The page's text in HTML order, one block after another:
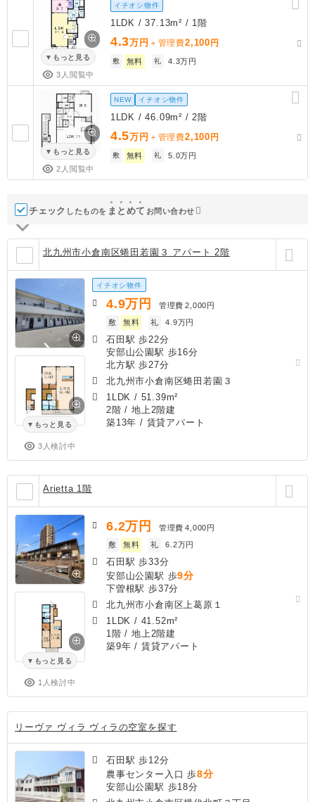
もっと見る
3人閲覧中
イチオシ物件
1LDK / 37.13m² / 1階
4.3万円 ＋管理費2,100 円
敷 無料 礼 4.3万円
もっと見る
2人閲覧中
NEW イチオシ物件
1LDK / 46.09m² / 2階
4.5万円 ＋管理費2,100 円
敷 無料 礼 5.0万円
チェック したものを ま と めて お問い合わせ
北九州市小倉南区蜷田若園３ アパート 2階
もっと見る
3人検討中
イチオシ物件
4.9万円 管理費 2,000円
敷
無料 礼 4.9万円
石田駅 歩22分
安部山公園駅 歩16分
北方駅 歩27分
北九州市小倉南区蜷田若園３
1LDK / 51.39m²
2階 / 地上2階建
築13年 / 賃貸アパート
Arietta 1階
もっと見る
1人検討中
6.2万円 管理費 4,000円
敷
無料 礼 6.2万円
石田駅 歩33分
安部山公園駅 歩9分
下曽根駅 歩37分
北九州市小倉南区上葛原１
1LDK / 41.52m²
1階 / 地上2階建
築9年 / 賃貸アパート
リーヴァ ヴィラ ヴィラの空室を探す
石田駅 歩12分
農事センター入口 歩8分
安部山公園駅 歩18分